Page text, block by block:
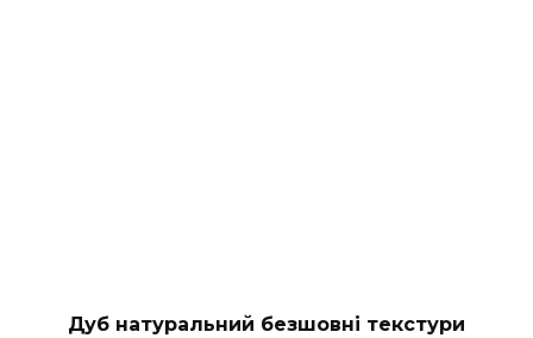
Дуб натуральний безшовні текстури